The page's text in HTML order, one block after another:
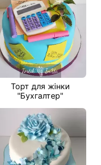
Торт для жінки
"Бухгалтер"